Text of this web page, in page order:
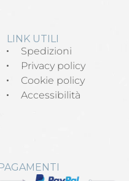
LINK UTILI
Spedizioni
Privacy policy
Cookie policy
Accessibilità